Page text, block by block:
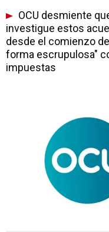
OCU desmiente
investigue estos
desde el comienzo
forma escrupulosa"
impuestas